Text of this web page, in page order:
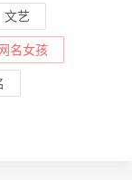
文艺
名女孩